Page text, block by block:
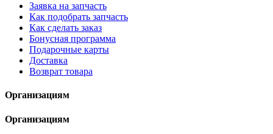
Заявка на запчасть
Как подобрать запчасть
Как сделать заказ
Бонусная программа
Подарочные карты
Доставка
Возврат товара
Организациям
Организациям